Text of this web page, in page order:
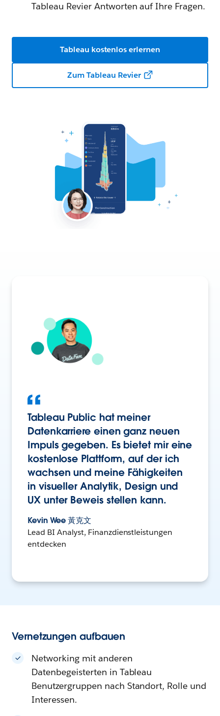
Tableau Revier Antworten auf Ihre Fragen.
Tableau kostenlos erlernen
Zum Tableau Revier
Tableau Public hat meiner
Datenkarriere einen ganz neuen
Impuls gegeben. Es bietet mir eine
kostenlose Plattform, auf der ich
wachsen und meine Fähigkeiten
in visueller Analytik, Design und
UX unter Beweis stellen kann.
Kevin Wee 黃克文
Lead BI Analyst, Finanzdienstleistungen
entdecken
Vernetzungen aufbauen
Networking mit anderen
Datenbegeisterten in Tableau
Benutzergruppen nach Standort, Rolle und
Interessen.